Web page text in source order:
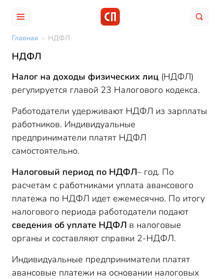
Главная › НДФЛ
НДФЛ
Налог на доходы физических лиц (НДФЛ)
регулируется главой 23 Налогового кодекса.
Работодатели удерживают НДФЛ из зарплаты
работников. Индивидуальные
предприниматели платят НДФЛ
самостоятельно.
Налоговый период по НДФЛ– год. По
расчетам с работниками уплата авансового
платежа по НДФЛ идет ежемесячно. По итогу
налогового периода работодатели подают
сведения об уплате НДФЛ в налоговые
органы и составляют справки 2-НДФЛ.
Индивидуальные предприниматели платят
авансовые платежи на основании налоговых